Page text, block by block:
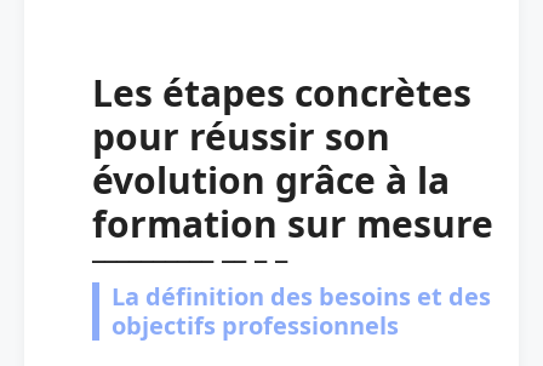
Les étapes concrètes
pour réussir son
évolution grâce à la
formation sur mesure
La définition des besoins et des
objectifs professionnels